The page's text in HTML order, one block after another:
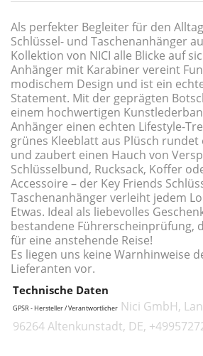
Als perfekter Begleiter für den
Schlüssel- und Taschenanhänger
Kollektion von NICI alle Blicke auf
Anhänger mit Karabiner vereint
modischem Design und ist ein
Statement. Mit der geprägten
einem hochwertigen
Anhänger einen echten Lifestyle-
grünes Kleeblatt aus Plüsch rundet
und zaubert einen Hauch von
Schlüsselbund, Rucksack, Koffer
Accessoire – der Key Friends
Taschenanhänger verleiht jedem
Etwas. Ideal als liebevolles
bestandene Führerscheinprüfung,
für eine anstehende Reise!
Es liegen uns keine Warnhinweise
Lieferanten vor.
Technische Daten
GPSR - Hersteller / Verantwortlicher Nici GmbH,
96264 Altenkunstadt, DE,